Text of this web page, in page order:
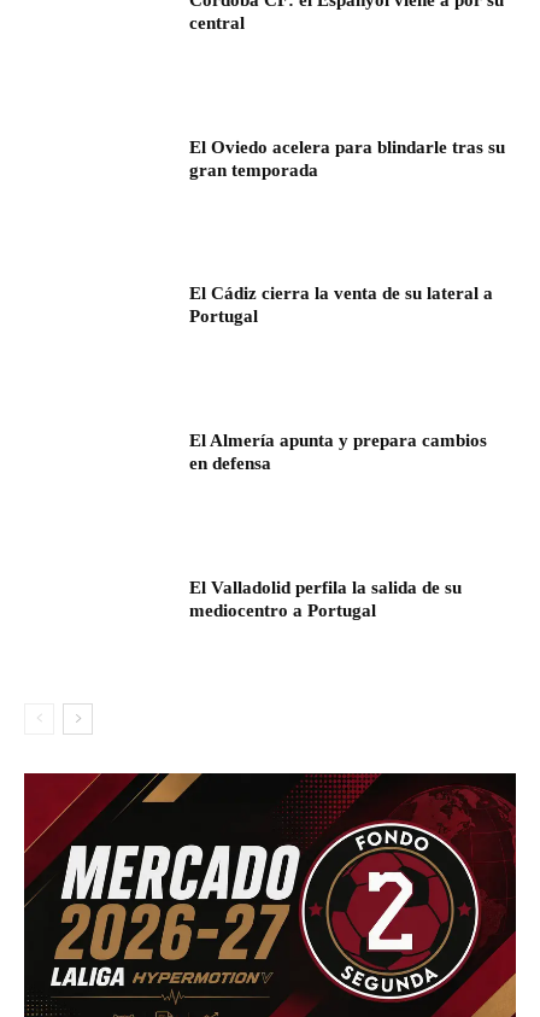
central
El Oviedo acelera para blindarle tras su
gran temporada
El Cádiz cierra la venta de su lateral a
Portugal
El Almería apunta y prepara cambios
en defensa
El Valladolid perfila la salida de su
mediocentro a Portugal